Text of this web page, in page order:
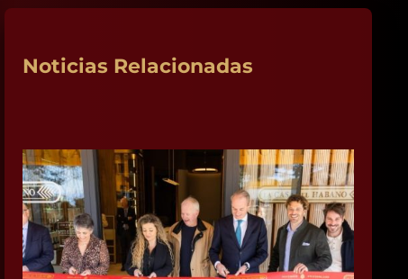
Noticias Relacionadas